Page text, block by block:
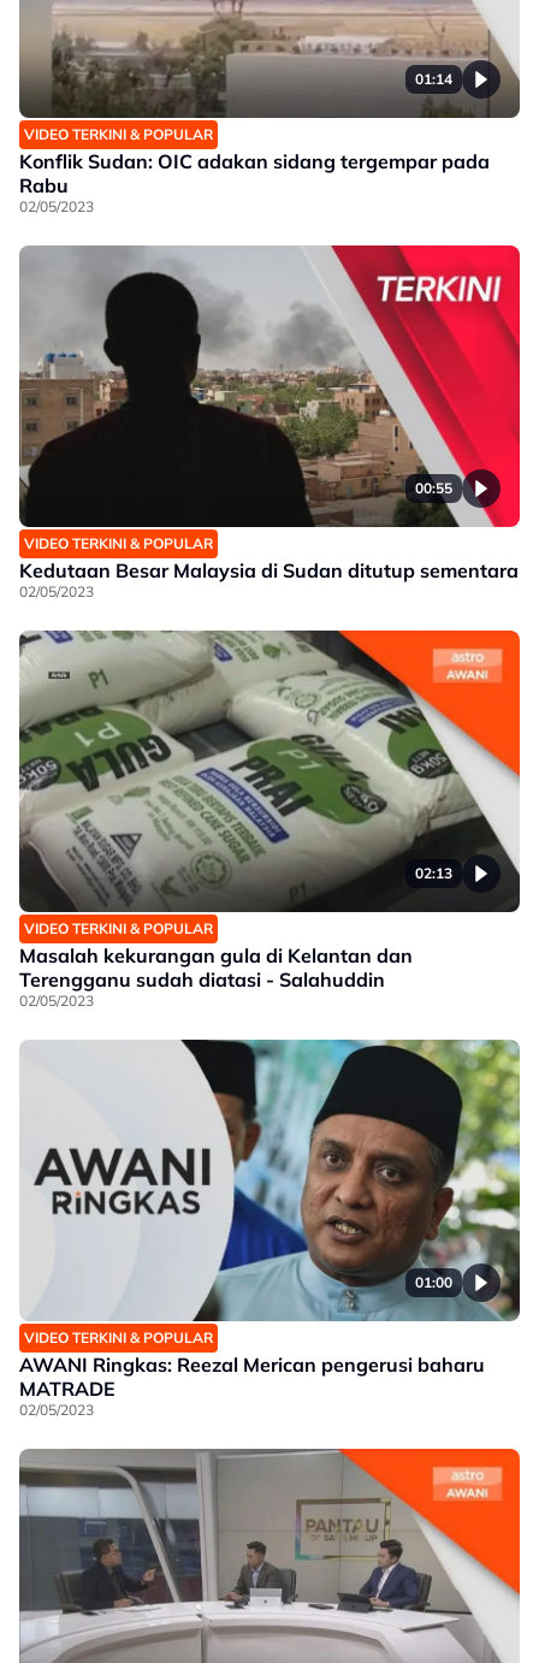
01:14
VIDEO TERKINI & POPULAR
Konflik Sudan: OIC adakan sidang tergempar pada
Rabu
02/05/2023
00:55
VIDEO TERKINI & POPULAR
Kedutaan Besar Malaysia di Sudan ditutup sementara
02/05/2023
02:13
VIDEO TERKINI & POPULAR
Masalah kekurangan gula di Kelantan dan
Terengganu sudah diatasi - Salahuddin
02/05/2023
01:00
VIDEO TERKINI & POPULAR
AWANI Ringkas: Reezal Merican pengerusi baharu
MATRADE
02/05/2023